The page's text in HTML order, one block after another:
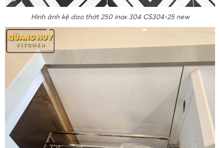
Hình ảnh kệ dao thớt 250 inox 304 CS304-25 new